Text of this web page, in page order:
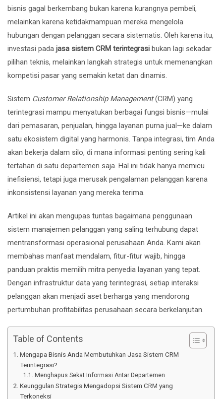
bisnis gagal berkembang bukan karena kurangnya pembeli,
melainkan karena ketidakmampuan mereka mengelola
hubungan dengan pelanggan secara sistematis. Oleh karena itu,
investasi pada jasa sistem CRM terintegrasi bukan lagi sekadar
pilihan teknis, melainkan langkah strategis untuk memenangkan
kompetisi pasar yang semakin ketat dan dinamis.
Sistem Customer Relationship Management(CRM) yang
terintegrasi mampu menyatukan berbagai fungsi bisnis—mulai
dari pemasaran, penjualan, hingga layanan purna jual—ke dalam
satu ekosistem digital yang harmonis. Tanpa integrasi, tim Anda
akan bekerja dalam silo, di mana informasi penting sering kali
tertahan di satu departemen saja. Hal ini tidak hanya memicu
inefisiensi, tetapi juga merusak pengalaman pelanggan karena
inkonsistensi layanan yang mereka terima.
Artikel ini akan mengupas tuntas bagaimana penggunaan
sistem manajemen pelanggan yang saling terhubung dapat
mentransformasi operasional perusahaan Anda. Kami akan
membahas manfaat mendalam, fitur-fitur wajib, hingga
panduan praktis memilih mitra penyedia layanan yang tepat.
Dengan infrastruktur data yang terintegrasi, setiap interaksi
pelanggan akan menjadi aset berharga yang mendorong
pertumbuhan profitabilitas perusahaan secara berkelanjutan.
Table of Contents
Mengapa Bisnis Anda Membutuhkan Jasa Sistem CRM
Terintegrasi?
Menghapus Sekat Informasi Antar Departemen
Keunggulan Strategis Mengadopsi Sistem CRM yang
Terkoneksi